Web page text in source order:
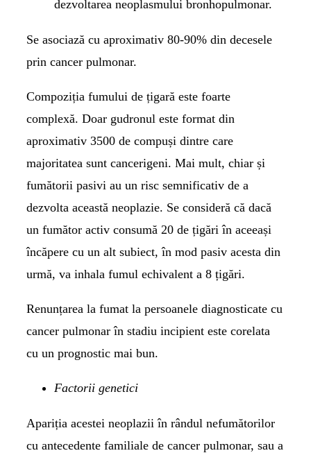
dezvoltarea neoplasmului bronhopulmonar.
Se asociază cu aproximativ 80-90% din decesele
prin cancer pulmonar.
Compoziția fumului de țigară este foarte
complexă. Doar gudronul este format din
aproximativ 3500 de compuși dintre care
majoritatea sunt cancerigeni. Mai mult, chiar și
fumătorii pasivi au un risc semnificativ de a
dezvolta această neoplazie. Se consideră că dacă
un fumător activ consumă 20 de țigări în aceeași
încăpere cu un alt subiect, în mod pasiv acesta din
urmă, va inhala fumul echivalent a 8 țigări.
Renunțarea la fumat la persoanele diagnosticate cu
cancer pulmonar în stadiu incipient este corelata
cu un prognostic mai bun.
Factorii genetici
Apariția acestei neoplazii în rândul nefumătorilor
cu antecedente familiale de cancer pulmonar, sau a